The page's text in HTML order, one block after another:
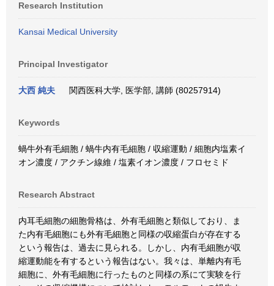
Research Institution
Kansai Medical University
Principal Investigator
大西 純夫 関西医科大学, 医学部, 講師 (80257914)
Keywords
蝸牛外有毛細胞 / 蝸牛内有毛細胞 / 収縮運動 / 細胞内塩素イ
オン濃度 / アクチン線維 / 塩素イオン濃度 / フロセミド
Research Abstract
内耳毛細胞の細胞骨格は、外有毛細胞と類似しており、ま
た内有毛細胞にも外有毛細胞と同様の収縮蛋白が存在する
という報告は、過去に見られる。しかし、内有毛細胞が収
縮運動能を有するという報告はない。我々は、単離内有毛
細胞に、外有毛細胞に行ったものと同様の系にて実験を行